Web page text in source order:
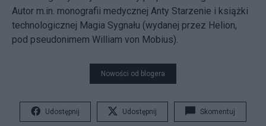
Autor m.in. monografii medycznej Anty Starzenie i książki
technologicznej Magia Sygnału (wydanej przez Helion,
pod pseudonimem William von Mobius).
Nowości od blogera
Udostępnij Udostępnij Skomentuj